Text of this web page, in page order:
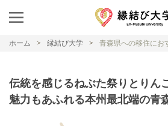
ホーム 縁結び大学 青森県への移住にお
伝統を感じるねぶた祭りとりん
魅力もあふれる本州最北端の青